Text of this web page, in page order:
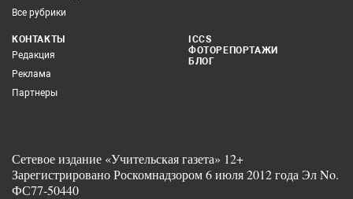
Все рубрики
КОНТАКТЫ
Редакция
Реклама
Партнеры
ICCS
ФОТОРЕПОРТАЖИ
БЛОГ
Сетевое издание «Учительская газета» 12+
Зарегистрировано Роскомнадзором 6 июля 2012 года Эл No.
ФС77-50440